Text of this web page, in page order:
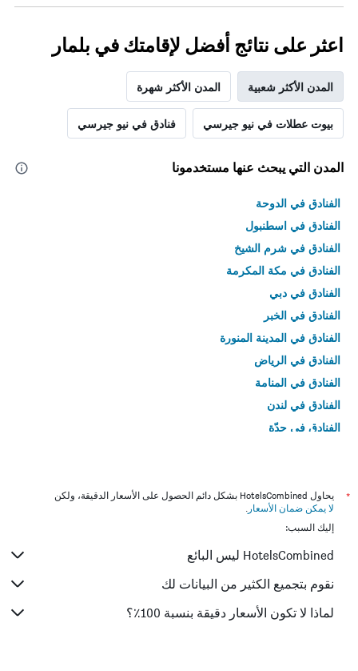
اعثر على نتائج أفضل لإقامتك في بلمار
المدن الأكثر شعبية المدن الأكثر شهرة
بيوت عطلات في نيو جيرسي فنادق في نيو جيرسي
المدن التي يبحث عنها مستخدمونا
الفنادق في الدوحة
الفنادق في اسطنبول
الفنادق في شرم الشيخ
الفنادق في مكة المكرمة
الفنادق في دبي
الفنادق في الخبر
الفنادق في المدينة المنورة
الفنادق في الرياض
الفنادق في المنامة
الفنادق في لندن
الفنادق في جدّة
*
يحاول HotelsCombined بشكل دائم الحصول على الأسعار الدقيقة، ولكن
لا يمكن ضمان الأسعار .
إليك السبب:
HotelsCombined ليس البائع
نقوم بتجميع الكثير من البيانات لك
لماذا لا تكون الأسعار دقيقة بنسبة 100٪؟